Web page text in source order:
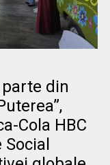
din
Cola HBC